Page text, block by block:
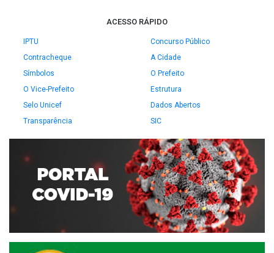
ACESSO RÁPIDO
IPTU
Concurso Público
Contracheque
A Cidade
Símbolos
O Prefeito
O Vice-Prefeito
Estrutura
Selo Unicef
Dados Abertos
Transparência
SIC